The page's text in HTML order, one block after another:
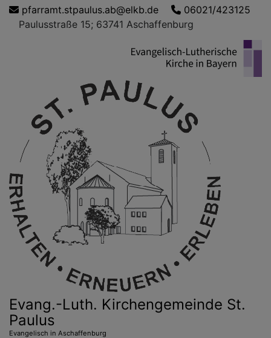
Direktpfarramt.stpaulus.ab@elkb.de
06021/423125
Paulusstraße 15; 63741 Aschaffenburg
Evang.-Luth. Kirchengemeinde St.
Paulus
Evangelisch in Aschaffenburg